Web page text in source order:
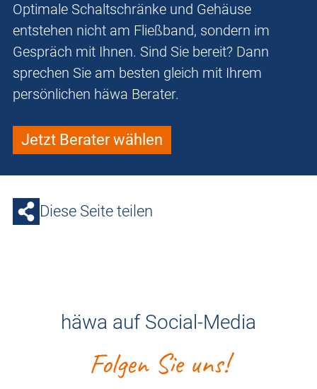
Optimale Schaltschränke und Gehäuse
entstehen nicht am Fließband, sondern im
Gespräch mit Ihnen. Sind Sie bereit? Dann
sprechen Sie am besten gleich mit Ihrem
persönlichen häwa Berater.
Jetzt Berater wählen
Diese Seite teilen
häwa auf Social-Media
Folgen Sie uns!